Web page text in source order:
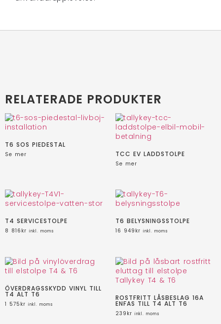
RELATERADE PRODUKTER
T6 SOS PIEDESTAL
Se mer TCC EV LADDSTOLPE
Se mer
T4 SERVICESTOLPE
8 816 kr inkl. moms
T6 BELYSNINGSSTOLPE
16 949 kr inkl. moms
ÖVERDRAGSSKYDD VINYL TILL
T4 ALT T6
1 575 kr inkl. moms
ROSTFRITT LÅSBESLAG 16A
ENFAS TILL T4 ALT T6
239 kr inkl. moms